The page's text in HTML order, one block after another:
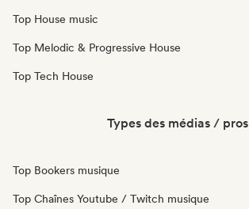
Top House music
Top Melodic & Progressive House
Top Tech House
Types des médias / pros
Top Bookers musique
Top Chaînes Youtube / Twitch musique